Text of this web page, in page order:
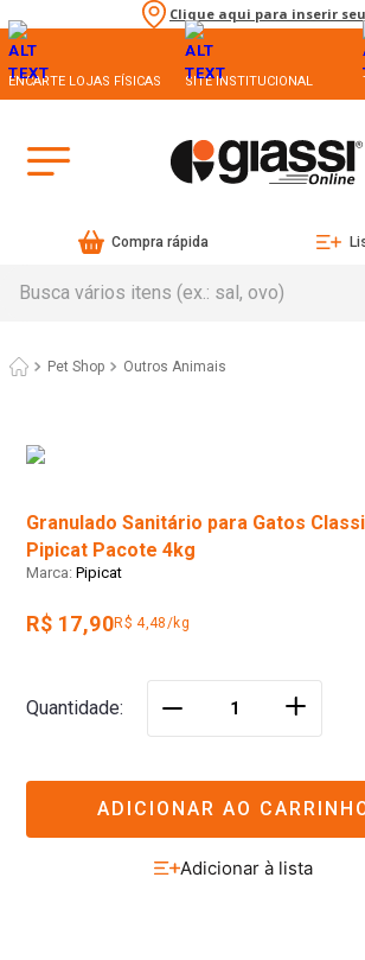
Clique aqui para inserir seu
ENCARTE LOJAS FÍSICAS SITE INSTITUCIONAL
Compra rápida
Pet Shop Outros Animais
Granulado Sanitário para Gatos
Pipicat Pacote 4kg
Pipicat
R$ 17,90R$ 4,48/kg
Quantidade ＋
ADICIONAR AO